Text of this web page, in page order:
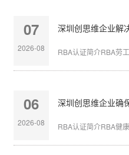
07
2026-08 RBA认证简介RBA劳
06
2026-08
深圳创思维企业确
RBA认证简介RBA健